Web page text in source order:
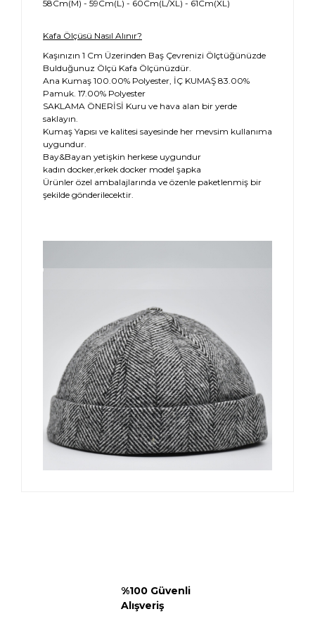
58Cm(M) - 59Cm(L) - 60Cm(L/XL) - 61Cm(XL)
Kafa Ölçüsü Nasıl Alınır?
Kaşınızın 1 Cm Üzerinden Baş Çevrenizi Ölçtüğünüzde
Bulduğunuz Ölçü Kafa Ölçünüzdür.
Ana Kumaş 100.00% Polyester, İÇ KUMAŞ 83.00%
Pamuk. 17.00% Polyester
SAKLAMA ÖNERİSİ Kuru ve hava alan bir yerde
saklayın.
Kumaş Yapısı ve kalitesi sayesinde her mevsim kullanıma
uygundur.
Bay&Bayan yetişkin herkese uygundur
kadın docker,erkek docker model şapka
Ürünler özel ambalajlarında ve özenle paketlenmiş bir
şekilde gönderilecektir.
%100 Güvenli
Alışveriş